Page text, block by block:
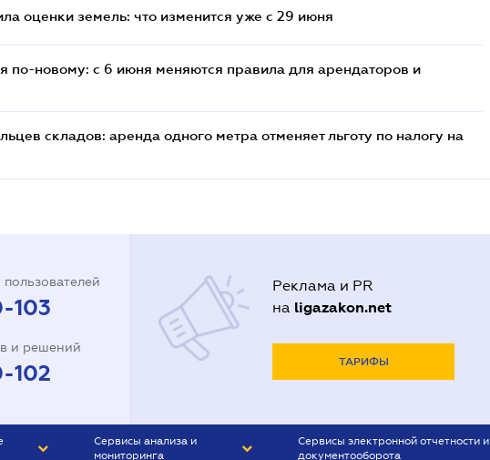
оценки земель: что изменится уже с 29 июня
по-новому: с 6 июня меняются правила для арендаторов и
складов: аренда одного метра отменяет льготу по налогу на
103
и решений
102
Реклама и PR
на ligazakon.net
ТАРИФЫ
Сервисы анализа и
мониторинга
Сервисы электронной отчетности и
документооборота